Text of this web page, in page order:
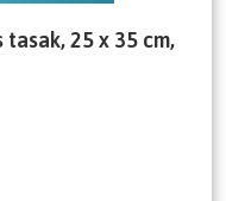
25 x 35 cm,